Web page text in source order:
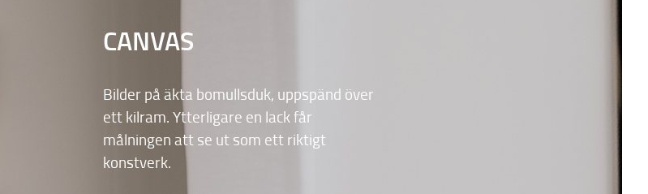
CANVAS
Bilder på äkta bomullsduk, uppspänd över
ett kilram. Ytterligare en lack får
målningen att se ut som ett riktigt
konstverk.